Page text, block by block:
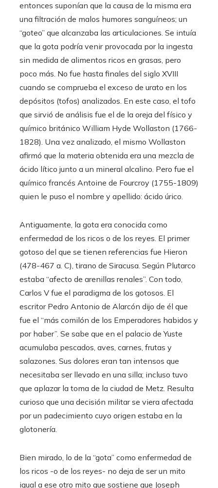
entonces suponían que la causa de la misma era
una filtración de malos humores sanguíneos; un
“goteo” que alcanzaba las articulaciones. Se intuía
que la gota podría venir provocada por la ingesta
sin medida de alimentos ricos en grasas, pero
poco más. No fue hasta finales del siglo XVIII
cuando se comprueba el exceso de urato en los
depósitos (tofos) analizados. En este caso, el tofo
que sirvió de análisis fue el de la oreja del físico y
químico británico William Hyde Wollaston (1766-
1828). Una vez analizado, el mismo Wollaston
afirmó que la materia obtenida era una mezcla de
ácido lítico junto a un mineral alcalino. Pero fue el
químico francés Antoine de Fourcroy (1755-1809)
quien le puso el nombre y apellido: ácido úrico.
Antiguamente, la gota era conocida como
enfermedad de los ricos o de los reyes. El primer
gotoso del que se tienen referencias fue Hieron
(478-467 a. C), tirano de Siracusa. Según Plutarco
estaba “afecto de arenillas renales”. Con todo,
Carlos V fue el paradigma de los gotosos. El
escritor Pedro Antonio de Alarcón dijo de él que
fue el “más comilón de los Emperadores habidos y
por haber”. Se sabe que en el palacio de Yuste
acumulaba pescados, aves, carnes, frutas y
salazones. Sus dolores eran tan intensos que
necesitaba ser llevado en una silla; incluso tuvo
que aplazar la toma de la ciudad de Metz. Resulta
curioso que una decisión militar se viera afectada
por un padecimiento cuyo origen estaba en la
glotonería.
Bien mirado, lo de la “gota” como enfermedad de
los ricos -o de los reyes- no deja de ser un mito
igual a ese otro mito que sostiene que Joseph